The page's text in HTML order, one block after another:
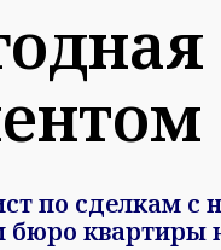
по сделкам
бюро